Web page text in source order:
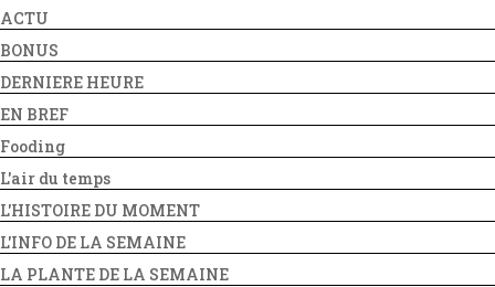
ACTU
BONUS
DERNIERE HEURE
EN BREF
Fooding
L'air du temps
L'HISTOIRE DU MOMENT
L'INFO DE LA SEMAINE
LA PLANTE DE LA SEMAINE